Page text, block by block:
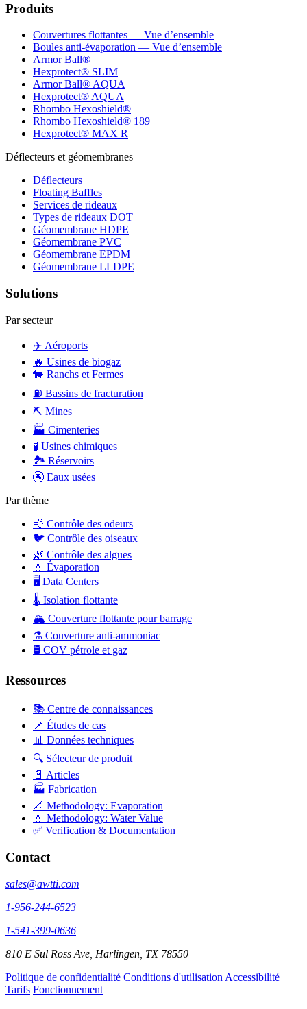
Produits
Couvertures flottantes — Vue d’ensemble
Boules anti-évaporation — Vue d’ensemble
Armor Ball®
Hexprotect® SLIM
Armor Ball® AQUA
Hexprotect® AQUA
Rhombo Hexoshield®
Rhombo Hexoshield® 189
Hexprotect® MAX R
Déflecteurs et géomembranes
Déflecteurs
Floating Baffles
Services de rideaux
Types de rideaux DOT
Géomembrane HDPE
Géomembrane PVC
Géomembrane EPDM
Géomembrane LLDPE
Solutions
Par secteur
✈️ Aéroports
🔥 Usines de biogaz
🐄 Ranchs et Fermes
⛽ Bassins de fracturation
⛏️ Mines
🏭 Cimenteries
🧪 Usines chimiques
🏞️ Réservoirs
🚰 Eaux usées
Par thème
💨 Contrôle des odeurs
🐦 Contrôle des oiseaux
🌿 Contrôle des algues
💧 Évaporation
🖥️ Data Centers
🌡️ Isolation flottante
🏔️ Couverture flottante pour barrage
⚗️ Couverture anti-ammoniac
🛢️ COV pétrole et gaz
Ressources
📚 Centre de connaissances
📌 Études de cas
📊 Données techniques
🔍 Sélecteur de produit
📄 Articles
🏭 Fabrication
📐 Methodology: Evaporation
💧 Methodology: Water Value
✅ Verification & Documentation
Contact
sales@awtti.com
1-956-244-6523
1-541-399-0636
810 E Sul Ross Ave, Harlingen, TX 78550
Politique de confidentialité Conditions d'utilisation Accessibilité
Tarifs Fonctionnement